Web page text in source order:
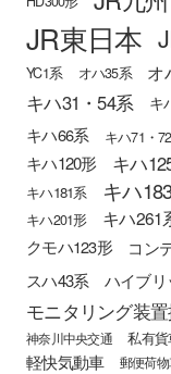
JR東日本
YC1系 オハ35系 オ
キハ31・54系 キ
キハ66系 キハ71・
キハ120形 キハ
キハ181系 キハ
キハ201形
キハ261
クモハ123形
コン
スハ43系 ハイブ
モニタリング装
神奈川中央交通 私有
軽快気動車 郵便荷